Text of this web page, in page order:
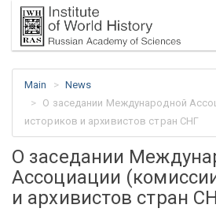
Main
News
О заседании Международной
историков и архивистов стран СНГ
О заседании
Ассоциации
и архивистов стран